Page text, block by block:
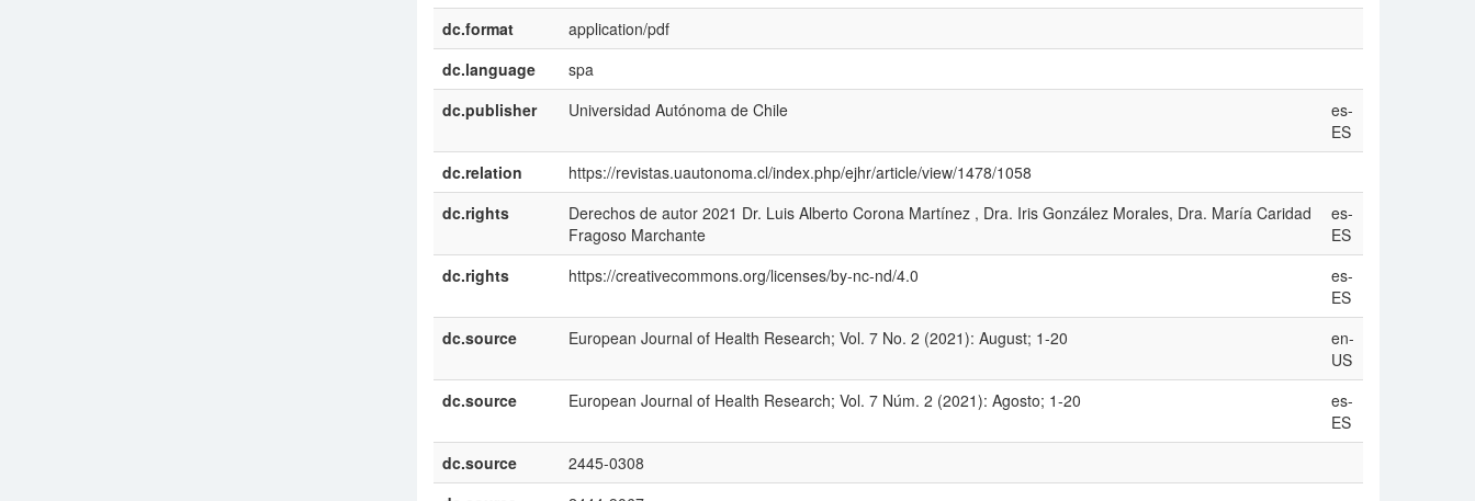
dc.format
application/pdf
dc.language
spa
dc.publisher
Universidad Autónoma de Chile
es-
ES
dc.relation
https://revistas.uautonoma.cl/index.php/ejhr/article/view/1478/1058
dc.rights
Derechos de autor 2021 Dr. Luis Alberto Corona Martínez , Dra. Iris González Morales, Dra. María Caridad
Fragoso Marchante
es-
ES
dc.rights
https://creativecommons.org/licenses/by-nc-nd/4.0
es-
ES
dc.source
European Journal of Health Research; Vol. 7 No. 2 (2021): August; 1-20
en-
US
dc.source
European Journal of Health Research; Vol. 7 Núm. 2 (2021): Agosto; 1-20
es-
ES
dc.source
2445-0308